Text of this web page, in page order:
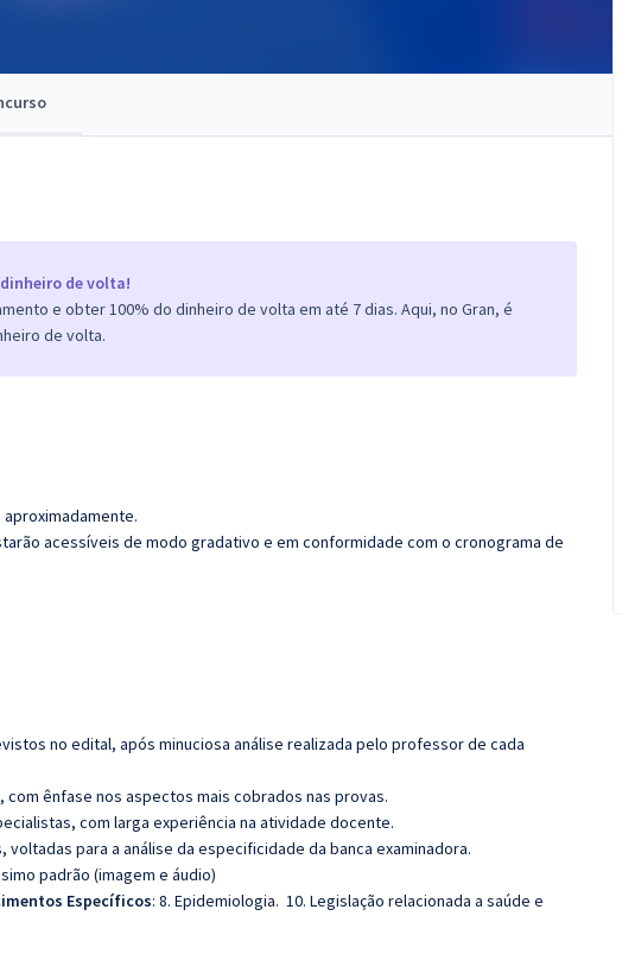
de volta!
e obter 100% do dinheiro de volta em até 7 dias. Aqui, no Gran, é
de volta.
aproximadamente.
acessíveis de modo gradativo e em conformidade com o cronograma de
no edital, após minuciosa análise realizada pelo professor de cada
ênfase nos aspectos mais cobrados nas provas.
com larga experiência na atividade docente.
voltadas para a análise da especificidade da banca examinadora.
padrão (imagem e áudio)
Específicos: 8. Epidemiologia. 10. Legislação relacionada a saúde e